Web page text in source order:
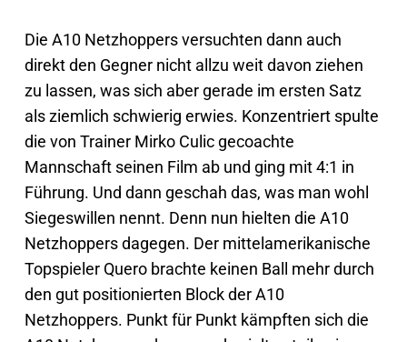
Die A10 Netzhoppers versuchten dann auch
direkt den Gegner nicht allzu weit davon ziehen
zu lassen, was sich aber gerade im ersten Satz
als ziemlich schwierig erwies. Konzentriert spulte
die von Trainer Mirko Culic gecoachte
Mannschaft seinen Film ab und ging mit 4:1 in
Führung. Und dann geschah das, was man wohl
Siegeswillen nennt. Denn nun hielten die A10
Netzhoppers dagegen. Der mittelamerikanische
Topspieler Quero brachte keinen Ball mehr durch
den gut positionierten Block der A10
Netzhoppers. Punkt für Punkt kämpften sich die